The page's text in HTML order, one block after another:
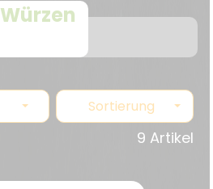
Würzen
Sortierung
9 Artikel